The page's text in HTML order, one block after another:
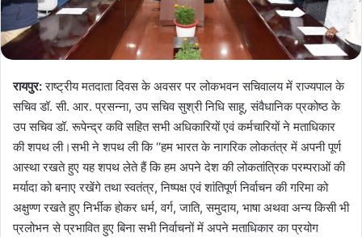
रायपुर:राष्ट्रीय मतदाता दिवस के अवसर पर लोकभवन सचिवालय में राज्यपाल के
सचिव डॉ. सी. आर. प्रसन्ना, उप सचिव सुश्री निधि साहू, संवैधानिक प्रकोष्ठ के
उप सचिव डॉ. रूपेन्द्र कवि सहित सभी अधिकारियों एवं कर्मचारियों ने मताधिकार
की शपथ ली।सभी ने शपथ ली कि ‘‘हम भारत के नागरिक लोकतंत्र में अपनी पूर्ण
आस्था रखते हुए यह शपथ लेते हैं कि हम अपने देश की लोकतांत्रिक परम्पराओं की
मर्यादा को बनाए रखेंगे तथा स्वतंत्र, निष्पक्ष एवं शांतिपूर्ण निर्वाचन की गरिमा को
अक्षुण्ण रखते हुए निर्भीक होकर धर्म, वर्ग, जाति, समुदाय, भाषा अथवा अन्य किसी भी
प्रलोभन से प्रभावित हुए बिना सभी निर्वाचनों में अपने मताधिकार का प्रयोग